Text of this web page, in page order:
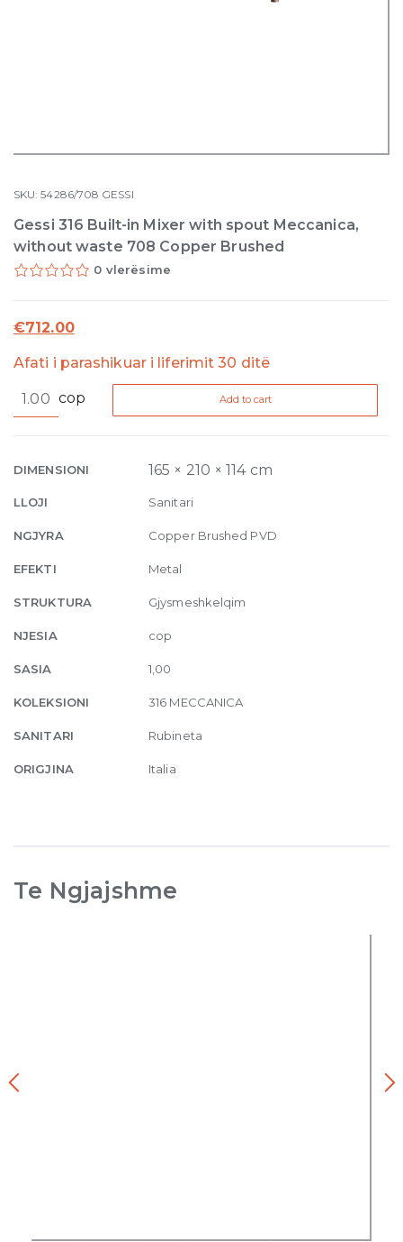
SKU:54286/708 GESSI
Gessi 316 Built-in Mixer with spout Meccanica,
without waste 708 Copper Brushed
0 vlerësime
€712.00
Afati i parashikuar i liferimit 30 ditë
316
Mixer
spout
Meccanica,
waste
708
Brushed
quantity
cop Add to cart
DIMENSIONI 165 × 210 × 114 cm
LLOJI Sanitari
NGJYRA Copper Brushed PVD
EFEKTI Metal
STRUKTURA Gjysmeshkelqim
NJESIA cop
SASIA 1,00
KOLEKSIONI 316 MECCANICA
SANITARI Rubineta
ORIGJINA Italia
Te Ngjajshme